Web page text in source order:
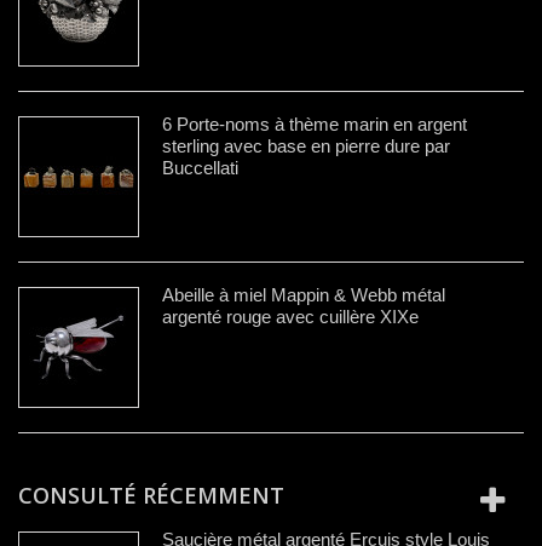
6 Porte-noms à thème marin en argent
sterling avec base en pierre dure par
Buccellati
Abeille à miel Mappin & Webb métal
argenté rouge avec cuillère XIXe
CONSULTÉ RÉCEMMENT
Saucière métal argenté Ercuis style Louis